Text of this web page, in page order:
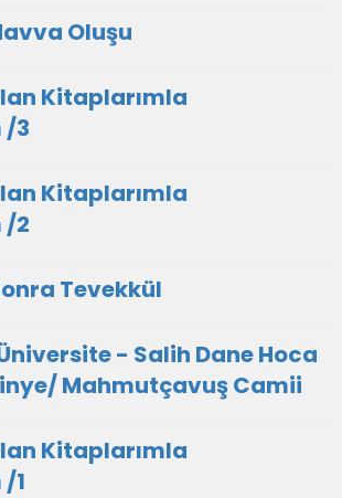
Oluşu
Kitaplarımla
/3
Kitaplarımla
/2
Tevekkül
- Salih Dane Hoca
Mahmutçavuş Camii
Kitaplarımla
1